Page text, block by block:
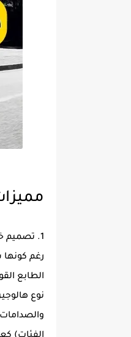
1. تصميم خارجي قوي وعملي
رغم
الطابع